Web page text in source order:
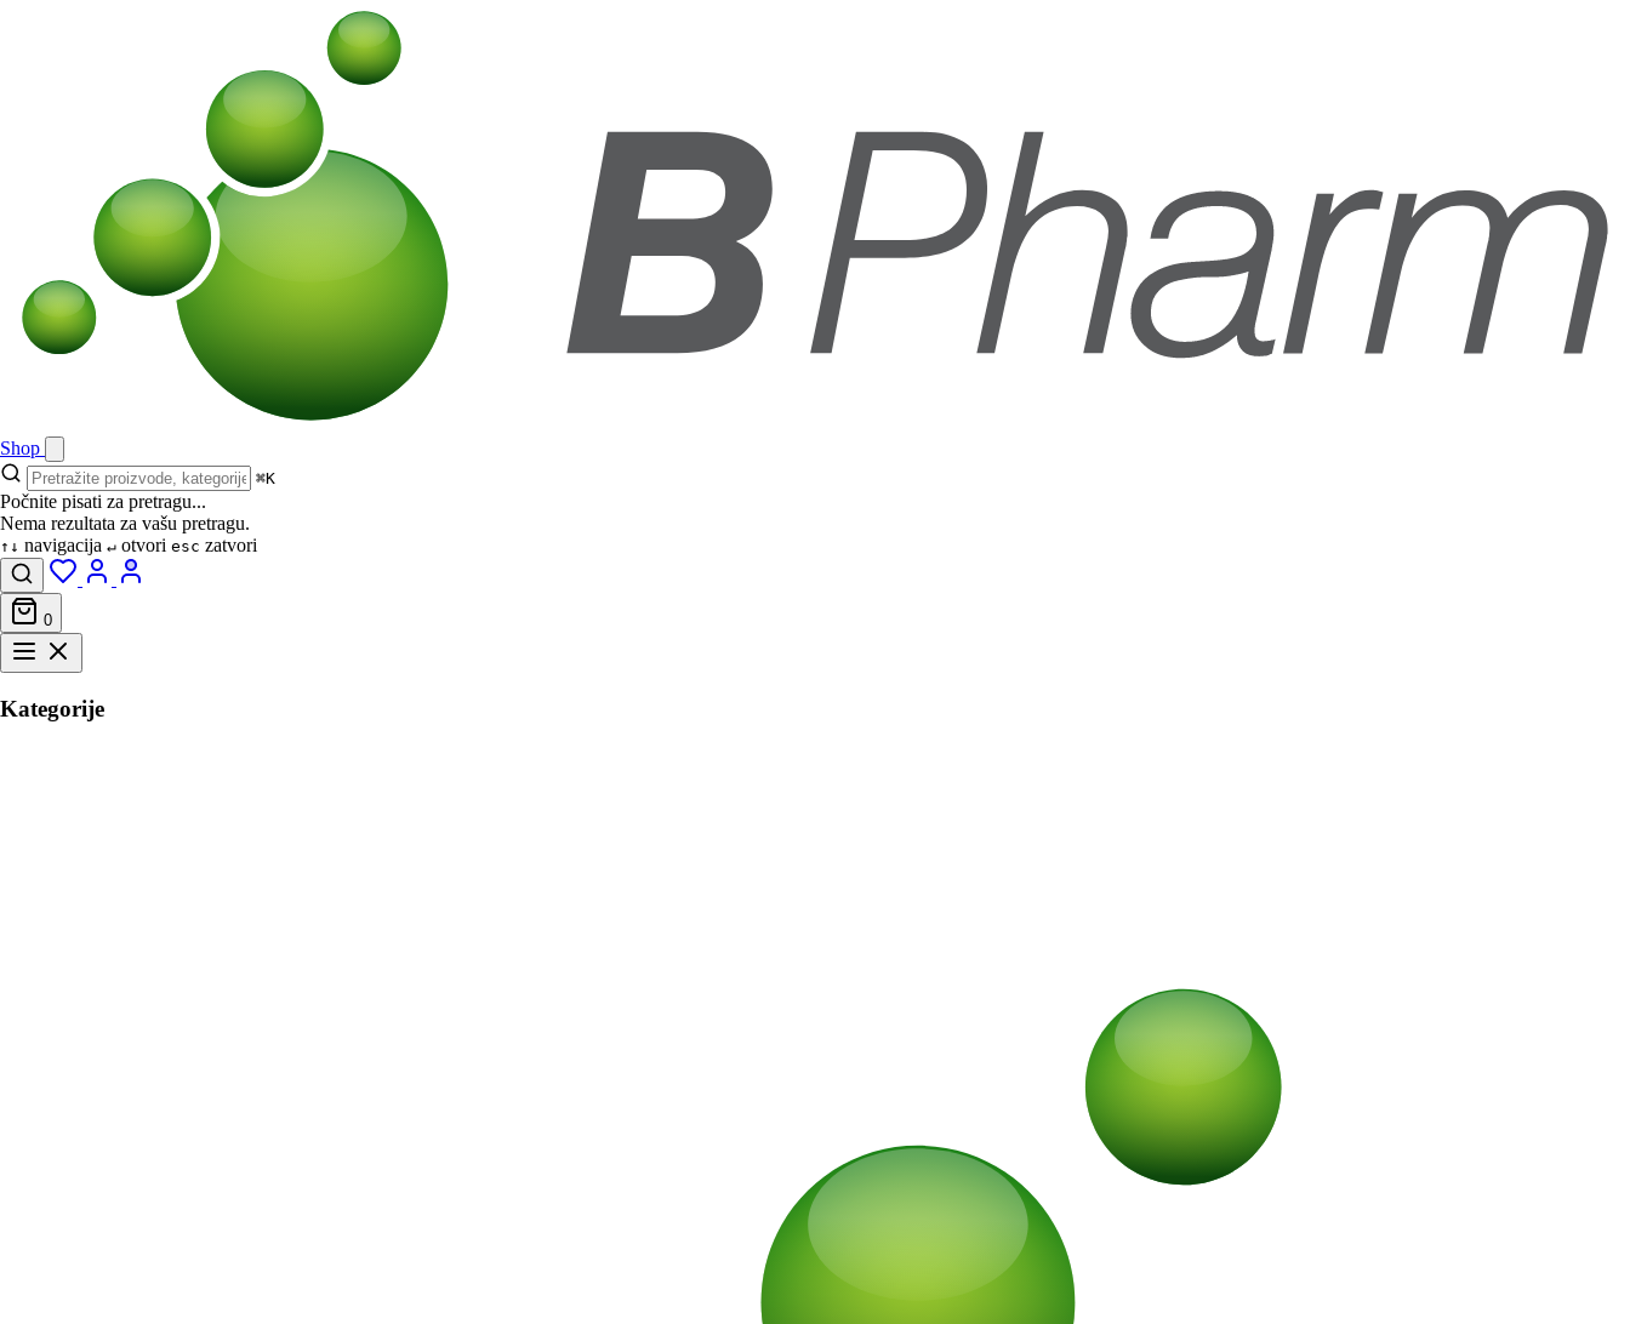
Shop
⌘K
Počnite pisati za pretragu...
Nema rezultata za vašu pretragu.
↑↓ navigacija ↵ otvori esc zatvori
0
Kategorije